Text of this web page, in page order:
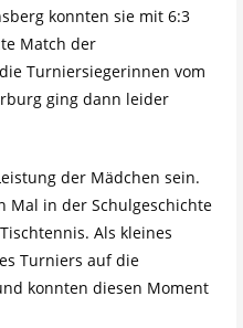
konnten sie mit 6:3
Match der
Turniersiegerinnen vom
ging dann leider
der Mädchen sein.
Mal in der Schulgeschichte
Als kleines
Turniers auf die
konnten diesen Moment